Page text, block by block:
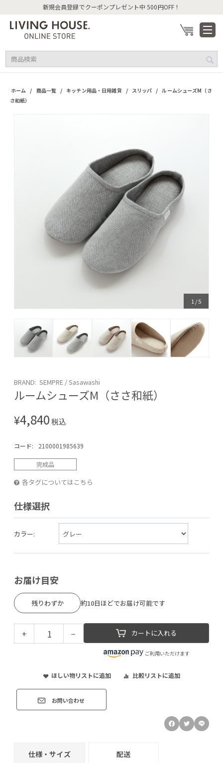
新規会員登録でクーポンプレゼント中 500円OFF！
ホーム / 商品一覧 / キッチン用品・日用雑貨 / スリッパ / ルームシューズM（さ
さ和紙）
1 /5
BRAND: SEMPRE / Sasawashi
ルームシューズM（ささ和紙）
¥4,840税込
コード: 2100001985639
完成品
各タグについてはこちら
仕様選択
カラー:
お届け目安
残りわずか 約10日ほどでお届け可能です
+ − カートに入れる
ご利用いただけます
ほしい物リストに追加 比較リストに追加
お問い合わせ
仕様・サイズ 配送